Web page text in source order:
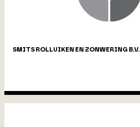
SMITS ROLLUIKEN EN ZONWERING B.V.